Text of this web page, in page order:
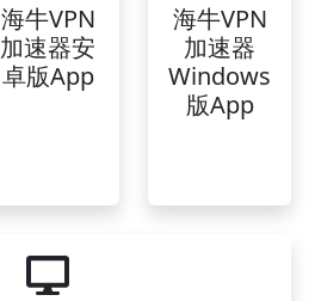
海牛VPN
加速器安
卓版App
海牛VPN
加速器
Windows
版App